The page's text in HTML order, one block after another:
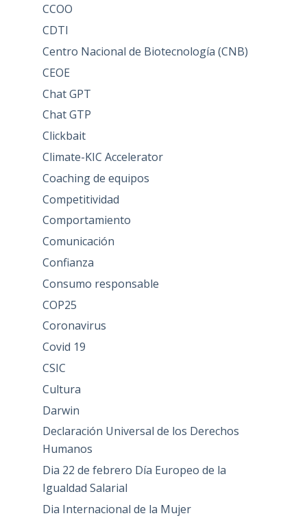
CCOO
CDTI
Centro Nacional de Biotecnología (CNB)
CEOE
Chat GPT
Chat GTP
Clickbait
Climate-KIC Accelerator
Coaching de equipos
Competitividad
Comportamiento
Comunicación
Confianza
Consumo responsable
COP25
Coronavirus
Covid 19
CSIC
Cultura
Darwin
Declaración Universal de los Derechos
Humanos
Dia 22 de febrero Día Europeo de la
Igualdad Salarial
Dia Internacional de la Mujer